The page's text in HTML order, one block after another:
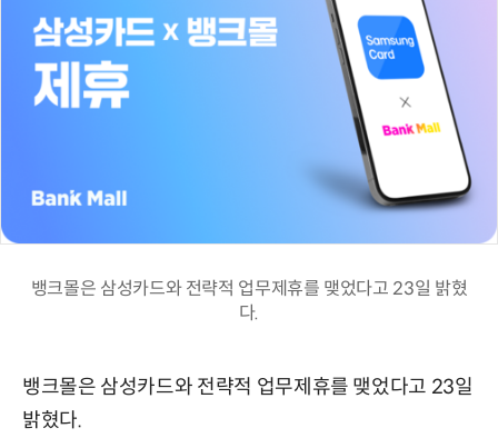
뱅크몰은 삼성카드와 전략적 업무제휴를 맺었다고 23일 밝혔
다.
뱅크몰은 삼성카드와 전략적 업무제휴를 맺었다고 23일
밝혔다.